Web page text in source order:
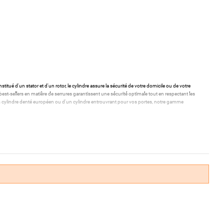
d'un stator et d'un rotor, le cylindre assure la sécurité de votre domicile ou de votre
sellers en matière de serrures garantissent une sécurité optimale tout en respectant les
denté européen ou d'un cylindre entrouvrant pour vos portes, notre gamme
vos entrées.
leur utilisation quotidienne.
de haute qualité.
ou professionnelle.
adaptée à vos besoins.